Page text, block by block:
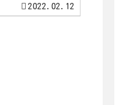
らに589年、南
2022.02.12